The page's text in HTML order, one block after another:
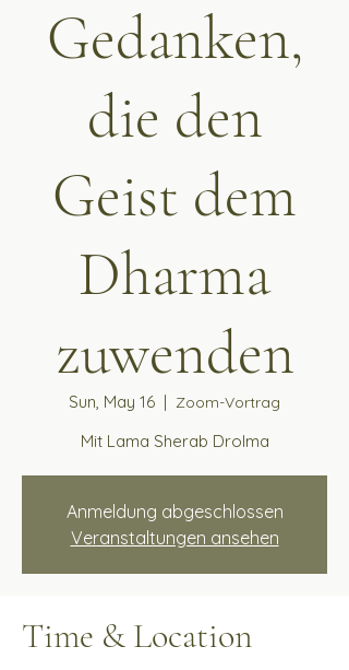
Gedanken,
die den
Geist dem
Dharma
zuwenden
Sun, May 16
  |
Zoom-Vortrag
Mit Lama Sherab Drolma
Anmeldung abgeschlossen
Veranstaltungen ansehen
Time & Location